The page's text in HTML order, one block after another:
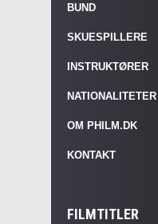
BUND
SKUESPILLERE
INSTRUKTØRER
NATIONALITETER
OM PHILM.DK
KONTAKT
FILMTITLER